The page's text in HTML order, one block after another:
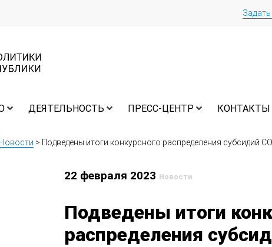
ДЕЯТЕЛЬНОСТЬ ПРЕСС-ЦЕНТР КОНТАКТЫ
Новости > Подведены итоги конкурсного распределения субсидий
22 февраля 2023 Новости
Подведены итоги
распределения